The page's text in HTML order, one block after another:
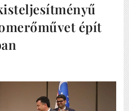
épít